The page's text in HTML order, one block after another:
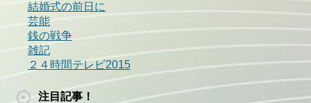
結婚式の前日に
芸能
銭の戦争
雑記
２４時間テレビ2015
注目記事！